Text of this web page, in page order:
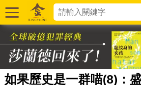
如果歷史是一群喵(8)：